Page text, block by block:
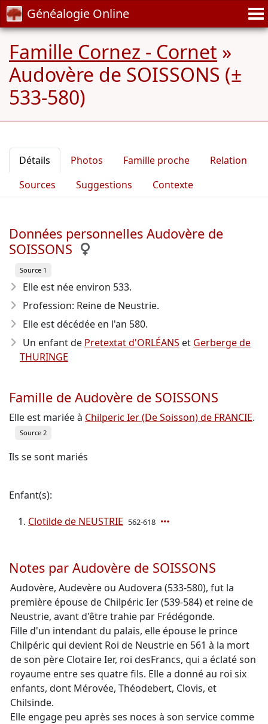
Généalogie Online
Famille Cornez - Cornet »
Audovère de SOISSONS (±
533-580)
Détails Photos Famille proche
Relation
Sources
Suggestions Contexte
Données personnelles Audovère de
SOISSONS
Source 1
Elle est née environ 533.
Profession: Reine de Neustrie.
Elle est décédée en l'an 580.
Un enfant de Pretextat d'ORLÉANS et Gerberge de
THURINGE
Famille de Audovère de SOISSONS
Elle est mariée à Chilperic Ier (De Soisson) de FRANCIE.
Source 2
Ils se sont mariés
Enfant(s):
Clotilde de NEUSTRIE 562-618
Notes par Audovère de SOISSONS
Audovère, Audevère ou Audovera (533-580), fut la
première épouse de Chilpéric Ier (539-584) et reine de
Neustrie, avant d'être trahie par Frédégonde.
Fille d'un intendant du palais, elle épouse le prince
Chilpéric qui devient Roi de Neustrie en 561 à la mort
de son père Clotaire Ier, roi desFrancs, qui a éclaté son
royaume entre ses quatre fils. Elle a donné au roi six
enfants, dont Mérovée, Théodebert, Clovis, et
Chilsinde.
Elle engage peu après ses noces à son service comme